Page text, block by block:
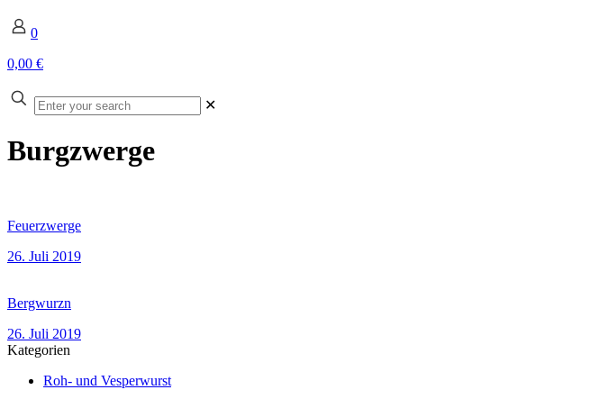
0
0,00 €
Enter
your
✕
Burgzwerge
Feuerzwerge
26. Juli 2019
Bergwurzn
26. Juli 2019
Kategorien
Roh- und Vesperwurst